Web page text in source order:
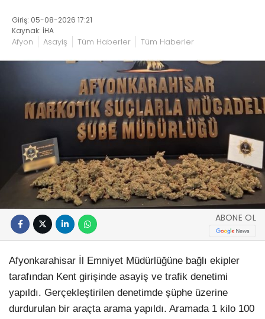
Giriş: 05-08-2026 17:21
Kaynak: İHA
Afyon Asayiş Tüm Haberler Tüm Haberler
ABONE OL
Afyonkarahisar İl Emniyet Müdürlüğüne bağlı ekipler
tarafından Kent girişinde asayiş ve trafik denetimi
yapıldı. Gerçekleştirilen denetimde şüphe üzerine
durdurulan bir araçta arama yapıldı. Aramada 1 kilo 100